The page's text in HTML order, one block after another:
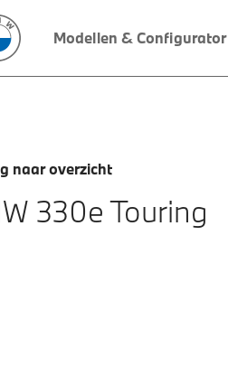
Modellen & Configurator
naar overzicht
330e Touring